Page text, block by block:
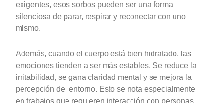
exigentes, esos sorbos pueden ser una forma
silenciosa de parar, respirar y reconectar con uno
mismo.
Además, cuando el cuerpo está bien hidratado, las
emociones tienden a ser más estables. Se reduce la
irritabilidad, se gana claridad mental y se mejora la
percepción del entorno. Esto se nota especialmente
en trabajos que requieren interacción con personas,